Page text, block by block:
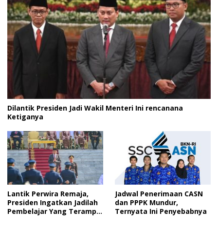
Dilantik Presiden Jadi Wakil Menteri Ini rencanana
Ketiganya
Lantik Perwira Remaja,
Presiden Ingatkan Jadilah
Pembelajar Yang Terampil
Jadwal Penerimaan CASN
dan PPPK Mundur,
Ternyata Ini Penyebabnya